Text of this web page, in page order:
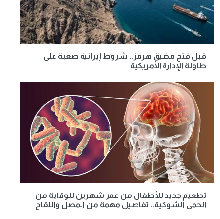
قبل فتح مضيق هرمز.. شروط إيرانية صعبة على
طاولة الإدارة الأمريكية
تطعيم جديد للأطفال من عمر شهرين للوقاية من
الحمى الشوكية.. تفاصيل مهمة من المصل واللقاح